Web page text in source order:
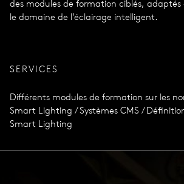
des modules de formation ciblés, adaptés
le domaine de l’éclairage intelligent.
SERVICES
Différents modules de formation sur les
Smart Lighting / Systèmes CMS /
Smart Lighting